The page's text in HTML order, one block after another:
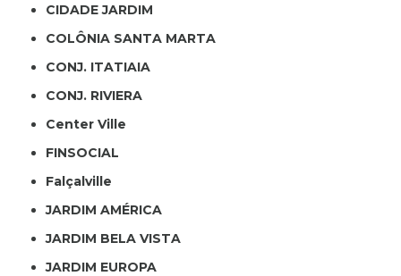
CIDADE JARDIM
COLÔNIA SANTA MARTA
CONJ. ITATIAIA
CONJ. RIVIERA
Center Ville
FINSOCIAL
Falçalville
JARDIM AMÉRICA
JARDIM BELA VISTA
JARDIM EUROPA